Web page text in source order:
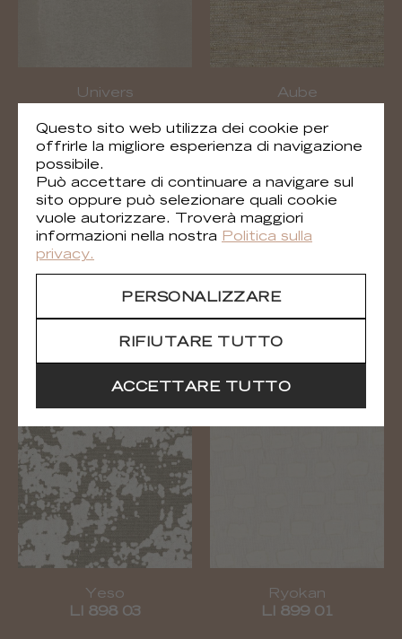
Univers
Aube
Aube
LI 897 05
Yeso
LI 898 01
Yeso
LI 898 03
Ryokan
LI 899 01
Questo sito web utilizza dei cookie per
offrirle la migliore esperienza di navigazione
possibile.
Può accettare di continuare a navigare sul
sito oppure può selezionare quali cookie
vuole autorizzare. Troverà maggiori
informazioni nella nostra Politica sulla
privacy.
PERSONALIZZARE
RIFIUTARE TUTTO
ACCETTARE TUTTO